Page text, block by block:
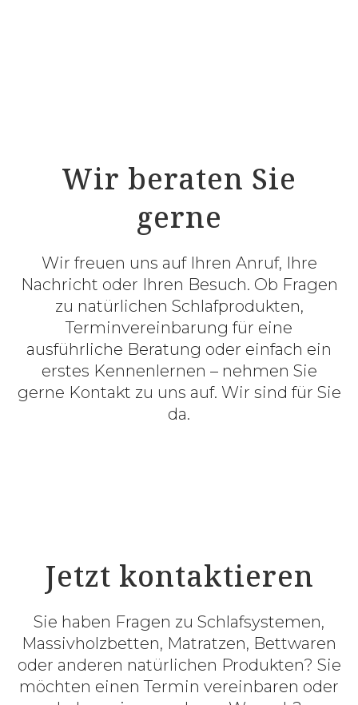
Wir beraten Sie
gerne
Wir freuen uns auf Ihren Anruf, Ihre
Nachricht oder Ihren Besuch. Ob Fragen
zu natürlichen Schlafprodukten,
Terminvereinbarung für eine
ausführliche Beratung oder einfach ein
erstes Kennenlernen – nehmen Sie
gerne Kontakt zu uns auf. Wir sind für Sie
da.
Jetzt kontaktieren
Sie haben Fragen zu Schlafsystemen,
Massivholzbetten, Matratzen, Bettwaren
oder anderen natürlichen Produkten? Sie
möchten einen Termin vereinbaren oder